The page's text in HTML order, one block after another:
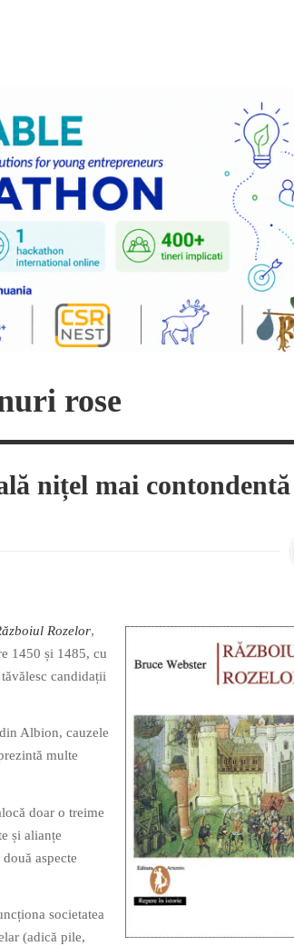
rose
nițel mai contondentă
Rozelor,
1450 și 1485, cu
candidații
Albion, cauzele
multe
doar o treime
și alianțe
aspecte
societatea
(adică pile,